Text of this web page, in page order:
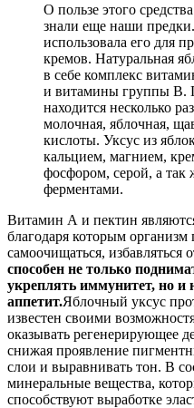
О пользе этого
знали еще наши
использовала его для
кремов. Натуральная
в себе комплекс
и витамины группы В.
находится несколько
молочная, яблочная,
кислоты. Уксус из
кальцием, магнием,
фосфором, серой, а так
ферментами.
Витамин А и пектин
благодаря которым организм
самоочищаться, избавляться
способен не только
укреплять иммунитет, но и
аппетит.Яблочный уксус
известен своими
оказывать регенерирующее
снижая проявление
слои и выравнивать тон. В
минеральные вещества,
способствуют выработке